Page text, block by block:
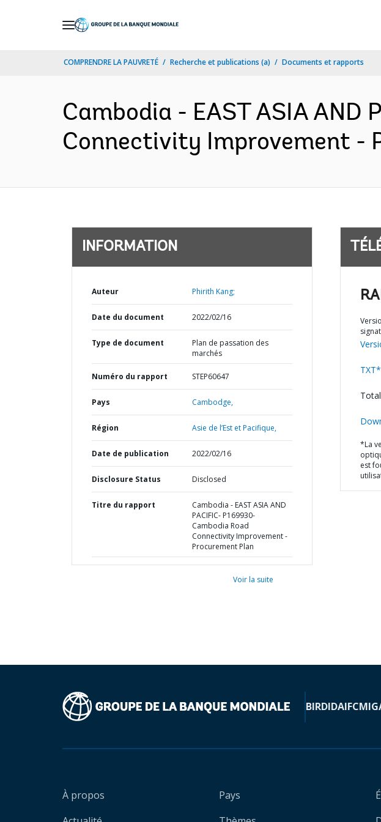
COMPRENDRE LA PAUVRETÉ Recherche et publications (a) Documents et rapports
Cambodia - EAST ASIA AND
Connectivity Improvement -
INFORMATION
Auteur Phirith Kang;
Date du document 2022/02/16
Type de document
Plan de passation des
marchés
Numéro du rapport STEP60647
Pays Cambodge,
Région Asie de l’Est et Pacifique,
Date de publication 2022/02/16
Disclosure Status Disclosed
Titre du rapport
Cambodia - EAST ASIA AND
PACIFIC- P169930-
Cambodia Road
Connectivity Improvement -
Procurement Plan
Voir la suite
TXT*
*La
est
BIRDIDAIFC
À propos
Pays